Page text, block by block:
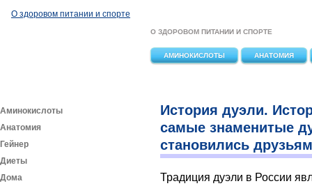
О здоровом питании и спорте
О ЗДОРОВОМ ПИТАНИИ И СПОРТЕ
АМИНОКИСЛОТЫ АНАТОМИЯ
Аминокислоты
Анатомия
Гейнер
Диеты
Дома
История дуэли.
самые знаменитые
становились
Традиция дуэли в России